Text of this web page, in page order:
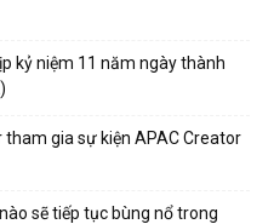
kỷ niệm 11 năm ngày thành
gia sự kiện APAC Creator
sẽ tiếp tục bùng nổ trong